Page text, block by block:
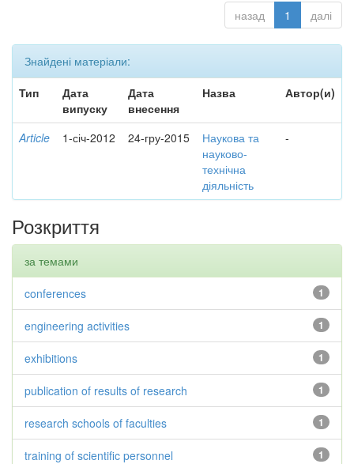
назад 1 далі
Знайдені матеріали:
Тип
Дата
випуску
Дата
внесення
Назва Автор(и)
Article 1-січ-2012 24-гру-2015
Наукова та
науково-
технічна
діяльність
-
Розкриття
за темами
1
conferences
1
engineering activities
1
exhibitions
1
publication of results of research
1
research schools of faculties
1
training of scientific personnel